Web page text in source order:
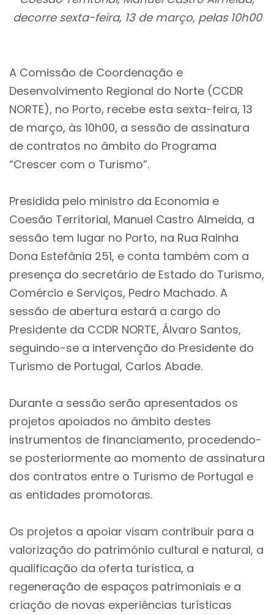
decorre sexta-feira, 13 de março, pelas 10h00
A Comissão de Coordenação e
Desenvolvimento Regional do Norte (CCDR
NORTE), no Porto, recebe esta sexta-feira, 13
de março, às 10h00, a sessão de assinatura
de contratos no âmbito do Programa
“Crescer com o Turismo”.
Presidida pelo ministro da Economia e
Coesão Territorial, Manuel Castro Almeida, a
sessão tem lugar no Porto, na Rua Rainha
Dona Estefânia 251, e conta também com a
presença do secretário de Estado do Turismo,
Comércio e Serviços, Pedro Machado. A
sessão de abertura estará a cargo do
Presidente da CCDR NORTE, Álvaro Santos,
seguindo-se a intervenção do Presidente do
Turismo de Portugal, Carlos Abade.
Durante a sessão serão apresentados os
projetos apoiados no âmbito destes
instrumentos de financiamento, procedendo-
se posteriormente ao momento de assinatura
dos contratos entre o Turismo de Portugal e
as entidades promotoras.
Os projetos a apoiar visam contribuir para a
valorização do património cultural e natural, a
qualificação da oferta turística, a
regeneração de espaços patrimoniais e a
criação de novas experiências turísticas